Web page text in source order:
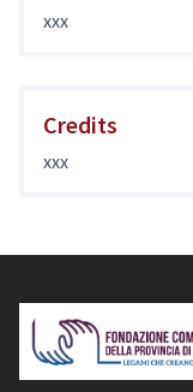
xxx
Credits
xxx